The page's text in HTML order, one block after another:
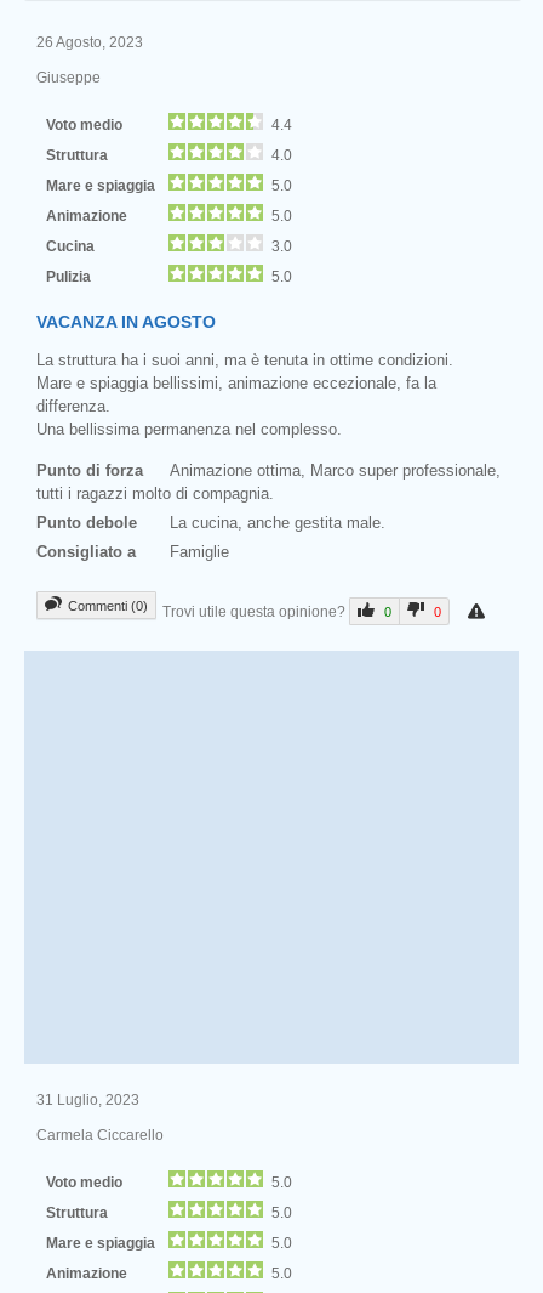
26 Agosto, 2023
Giuseppe
Voto medio
4.4
Struttura
4.0
Mare e spiaggia
5.0
Animazione
5.0
Cucina
3.0
Pulizia
5.0
VACANZA IN AGOSTO
La struttura ha i suoi anni, ma è tenuta in ottime condizioni.
Mare e spiaggia bellissimi, animazione eccezionale, fa la
differenza.
Una bellissima permanenza nel complesso.
Punto di forza
Animazione ottima, Marco super professionale,
tutti i ragazzi molto di compagnia.
Punto debole
La cucina, anche gestita male.
Consigliato a
Famiglie
Commenti (0) Trovi utile questa opinione? 0 0
31 Luglio, 2023
Carmela Ciccarello
Voto medio
5.0
Struttura
5.0
Mare e spiaggia
5.0
Animazione
5.0